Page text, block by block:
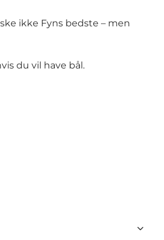
ikke Fyns bedste – men
du vil have bål.